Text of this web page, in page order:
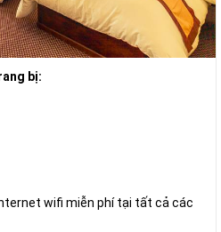
bị:
wifi miễn phí tại tất cả các